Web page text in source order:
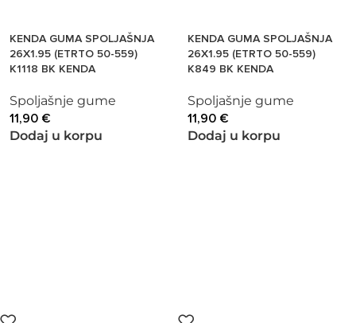
KENDA GUMA SPOLJAŠNJA
26X1.95 (ETRTO 50-559)
K1118 BK KENDA
Spoljašnje gume
11,90 €
Dodaj u korpu
KENDA GUMA SPOLJAŠNJA
26X1.95 (ETRTO 50-559)
K849 BK KENDA
Spoljašnje gume
11,90 €
Dodaj u korpu